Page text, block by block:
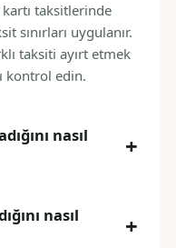
kartı taksitlerinde
sınırları uygulanır.
taksiti ayırt etmek
kontrol edin.
nasıl
nasıl